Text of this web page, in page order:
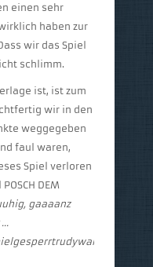
einen sehr
haben zur
wir das Spiel
schlimm.
ist, ist zum
wir in den
weggegeben
faul waren,
Spiel verloren
DEM
gaaaanz
…